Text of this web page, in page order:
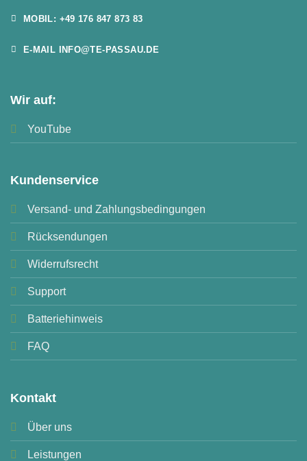
MOBIL: +49 176 847 873 83
E-MAIL INFO@TE-PASSAU.DE
Wir auf:
YouTube
Kundenservice
Versand- und Zahlungsbedingungen
Rücksendungen
Widerrufsrecht
Support
Batteriehinweis
FAQ
Kontakt
Über uns
Leistungen